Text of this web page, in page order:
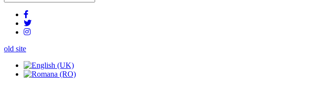
old site